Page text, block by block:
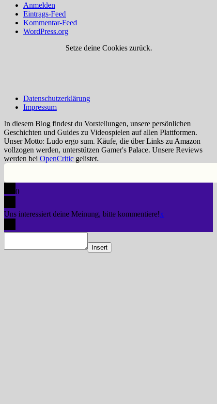
Anmelden
Eintrags-Feed
Kommentar-Feed
WordPress.org
Setze deine Cookies zurück.
Datenschutzerklärung
Impressum
In diesem Blog findest du Vorstellungen, unsere persönlichen
Geschichten und Guides zu Videospielen auf allen Plattformen.
Unser Motto: Ludo ergo sum. Käufe, die über Links zu Amazon
vollzogen werden, unterstützen Gamer's Palace. Unsere Reviews
werden bei OpenCritic gelistet.
0
Uns interessiert deine Meinung, bitte kommentiere!x
Insert